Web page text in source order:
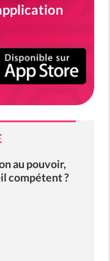
au pouvoir,
compétent ?